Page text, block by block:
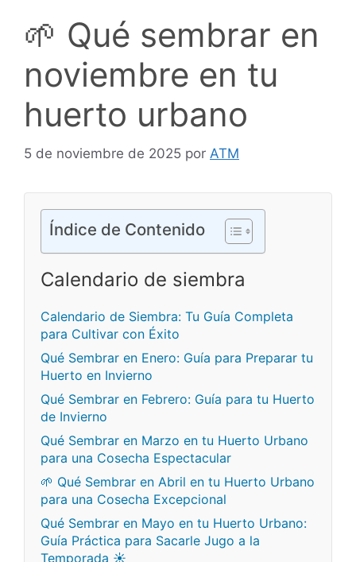
🌱 Qué sembrar en
noviembre en tu
huerto urbano
5 de noviembre de 2025 por ATM
Índice de Contenido
Calendario de siembra
Calendario de Siembra: Tu Guía Completa
para Cultivar con Éxito
Qué Sembrar en Enero: Guía para Preparar tu
Huerto en Invierno
Qué Sembrar en Febrero: Guía para tu Huerto
de Invierno
Qué Sembrar en Marzo en tu Huerto Urbano
para una Cosecha Espectacular
🌱 Qué Sembrar en Abril en tu Huerto Urbano
para una Cosecha Excepcional
Qué Sembrar en Mayo en tu Huerto Urbano:
Guía Práctica para Sacarle Jugo a la
Temporada ☀️